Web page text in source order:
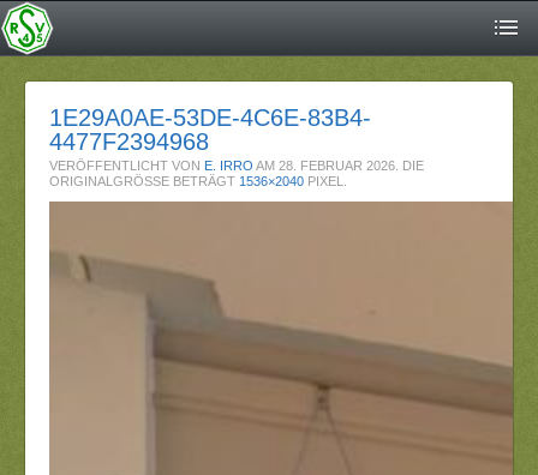
1E29A0AE-53DE-4C6E-83B4-
4477F2394968
VERÖFFENTLICHT VON E. IRRO AM 28. FEBRUAR 2026 . DIE
ORIGINALGRÖSSE BETRÄGT 1536×2040 PIXEL.